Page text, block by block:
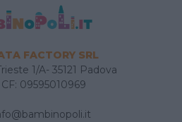
FACTORY SRL
1/A- 35121 Padova
09595010969